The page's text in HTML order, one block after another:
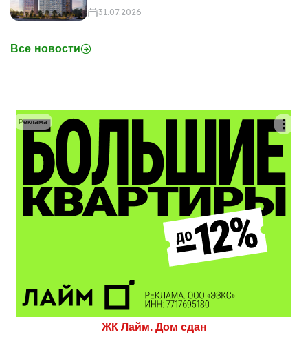
31.07.2026
Все новости
ЖК Лайм. Дом сдан
Реклама